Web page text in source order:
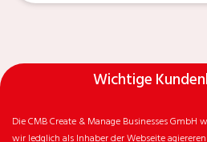
Wichtige
Die CMB Create & Manage Businesses
wir ledglich als Inhaber der Webseite